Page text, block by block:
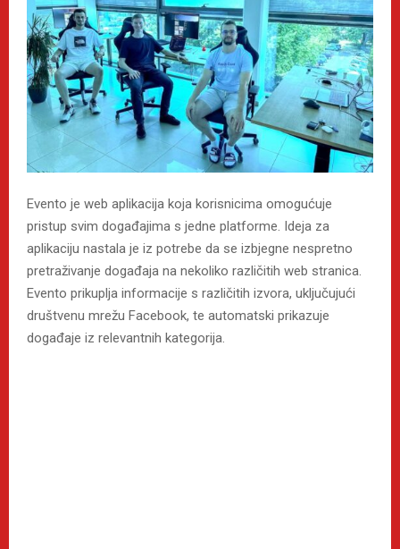
Evento je web aplikacija koja korisnicima omogućuje
pristup svim događajima s jedne platforme. Ideja za
aplikaciju nastala je iz potrebe da se izbjegne nespretno
pretraživanje događaja na nekoliko različitih web stranica.
Evento prikuplja informacije s različitih izvora, uključujući
društvenu mrežu Facebook, te automatski prikazuje
događaje iz relevantnih kategorija.